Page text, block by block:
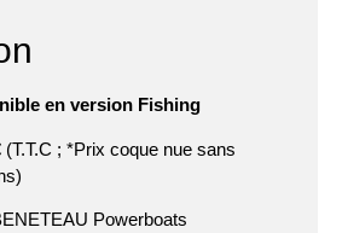
en version Fishing
; *Prix coque nue sans
Powerboats